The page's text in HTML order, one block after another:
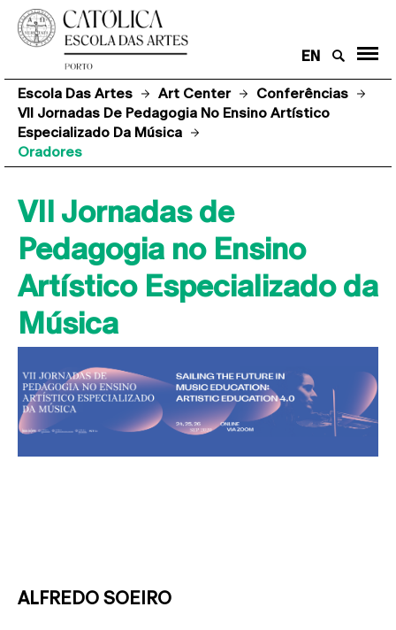
EN
Escola Das Artes Art Center
Conferências
VII Jornadas De Pedagogia No Ensino Artístico
Especializado Da Música
Oradores
VII Jornadas de
Pedagogia no Ensino
Artístico Especializado da
Música
ALFREDO SOEIRO